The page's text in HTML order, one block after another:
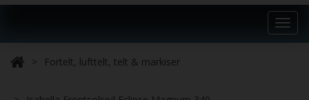
Fortelt, lufttelt, telt & markiser